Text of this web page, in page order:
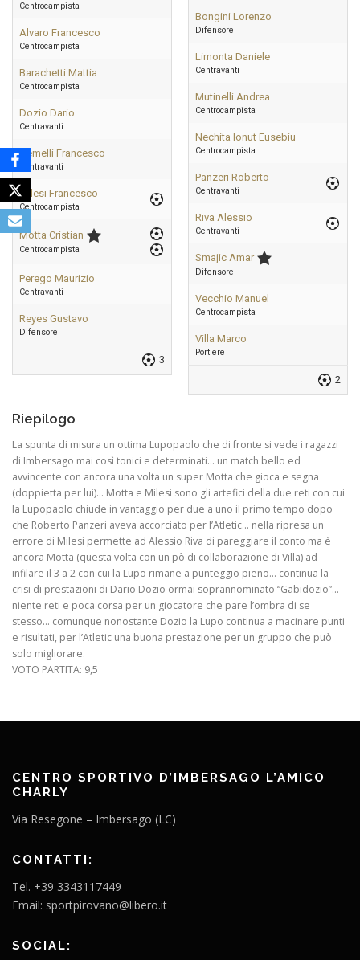
Centrocampista
Alvaro Francesco
Centrocampista
Barachetti Mattia
Centrocampista
Dozio Dario
Centravanti
Gemelli Francesco
Centravanti
Milesi Francesco
Centrocampista
Motta Cristian
Centrocampista
Perego Maurizio
Centravanti
Reyes Gustavo
Difensore
3
Bongini Lorenzo
Difensore
Limonta Daniele
Centravanti
Mutinelli Andrea
Centrocampista
Nechita Ionut Eusebiu
Centrocampista
Panzeri Roberto
Centravanti
Riva Alessio
Centravanti
Smajic Amar
Difensore
Vecchio Manuel
Centrocampista
Villa Marco
Portiere
2
Riepilogo
La spunta di misura un ottima Lupopaolo che di fronte si vede i ragazzi
di Imbersago mai così tonici e determinati… un match bello ed
avvincente con ancora una volta un super Motta che gioca e segna
(doppietta per lui)… Motta e Milesi sono gli artefici della due reti con cui
la Lupopaolo chiude in vantaggio per due a uno il primo tempo dopo
che Roberto Panzeri aveva accorciato per l’Atletic… nella ripresa un
errore di Milesi permette ad Alessio Riva di pareggiare il conto ma è
ancora Motta (questa volta con un pò di collaborazione di Villa) ad
infilare il 3 a 2 con cui la Lupo rimane a punteggio pieno… continua la
crisi di prestazioni di Dario Dozio ormai soprannominato “Gabidozio”…
niente reti e poca corsa per un giocatore che pare l’ombra di se
stesso… comunque nonostante Dozio la Lupo continua a macinare punti
e risultati, per l’Atletic una buona prestazione per un gruppo che può
solo migliorare.
VOTO PARTITA: 9,5
CENTRO SPORTIVO D’IMBERSAGO L’AMICO
CHARLY
Via Resegone – Imbersago (LC)
CONTATTI:
Tel. +39 3343117449
Email: sportpirovano@libero.it
SOCIAL: